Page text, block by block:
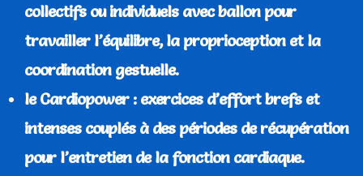
collectifs ou individuels avec ballon pour
travailler l’équilibre, la proprioception et la
coordination gestuelle.
le Cardiopower : exercices d’effort brefs et
intenses couplés à des périodes de récupération
pour l’entretien de la fonction cardiaque.